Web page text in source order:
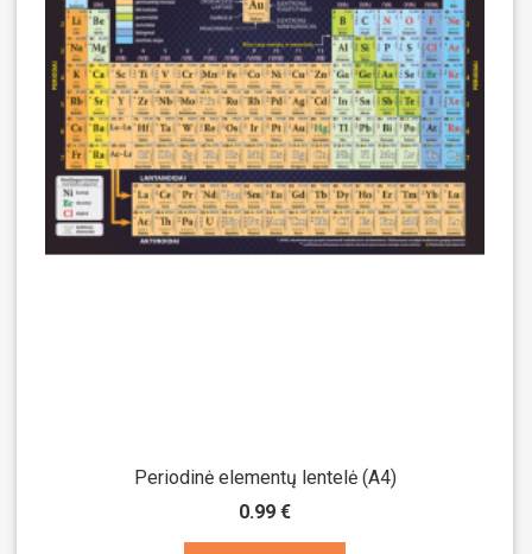
Periodinė elementų lentelė (A4)
0.99 €